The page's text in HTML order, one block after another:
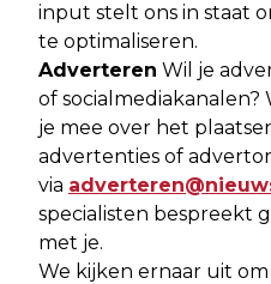
input stelt ons in staat
te optimaliseren.
Adverteren Wil je
of
je mee over het
advertenties of
via
specialisten bespreekt
met je.
We kijken ernaar uit